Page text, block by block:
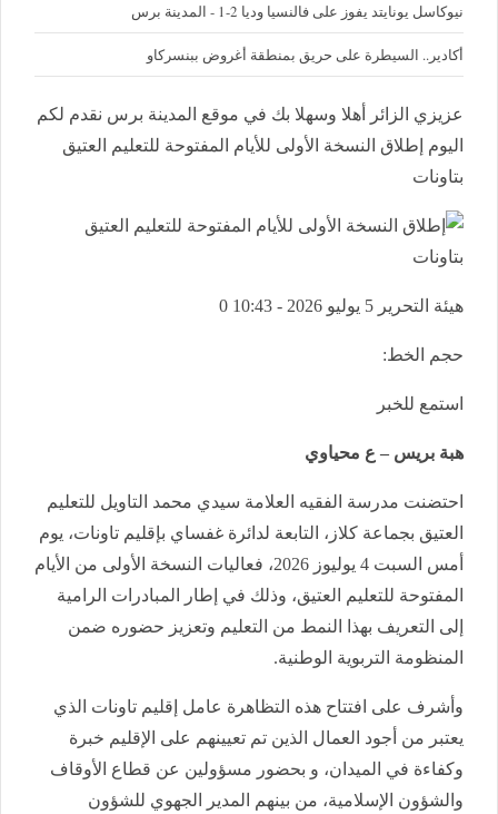
نيوكاسل يونايتد يفوز على فالنسيا وديا 2-1 - المدينة برس
أكادير.. السيطرة على حريق بمنطقة أغروض ببنسركاو
عزيزي الزائر أهلا وسهلا بك في موقع المدينة برس نقدم لكم
اليوم إطلاق النسخة الأولى للأيام المفتوحة للتعليم العتيق
بتاونات
هيئة التحرير 5 يوليو 2026 - 10:43 0
حجم الخط:
استمع للخبر
هبة بريس – ع محياوي
احتضنت مدرسة الفقيه العلامة سيدي محمد التاويل للتعليم
العتيق بجماعة كلاز، التابعة لدائرة غفساي بإقليم تاونات، يوم
أمس السبت 4 يوليوز 2026، فعاليات النسخة الأولى من الأيام
المفتوحة للتعليم العتيق، وذلك في إطار المبادرات الرامية
إلى التعريف بهذا النمط من التعليم وتعزيز حضوره ضمن
المنظومة التربوية الوطنية.
وأشرف على افتتاح هذه التظاهرة عامل إقليم تاونات الذي
يعتبر من أجود العمال الذين تم تعيينهم على الإقليم خبرة
وكفاءة في الميدان، و بحضور مسؤولين عن قطاع الأوقاف
والشؤون الإسلامية، من بينهم المدير الجهوي للشؤون